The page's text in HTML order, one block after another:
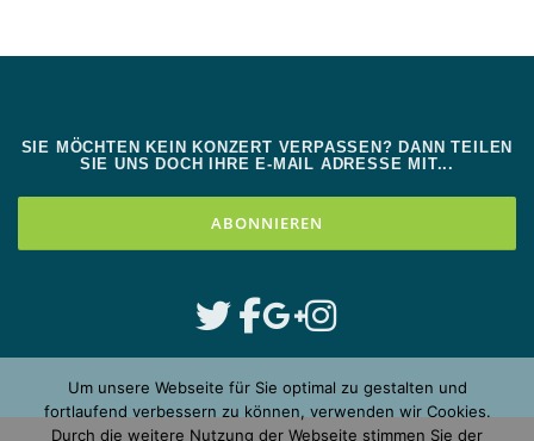
SIE MÖCHTEN KEIN KONZERT VERPASSEN? DANN TEILEN
SIE UNS DOCH IHRE E-MAIL ADRESSE MIT...
Um unsere Webseite für Sie optimal zu gestalten und
fortlaufend verbessern zu können, verwenden wir Cookies.
Durch die weitere Nutzung der Webseite stimmen Sie der